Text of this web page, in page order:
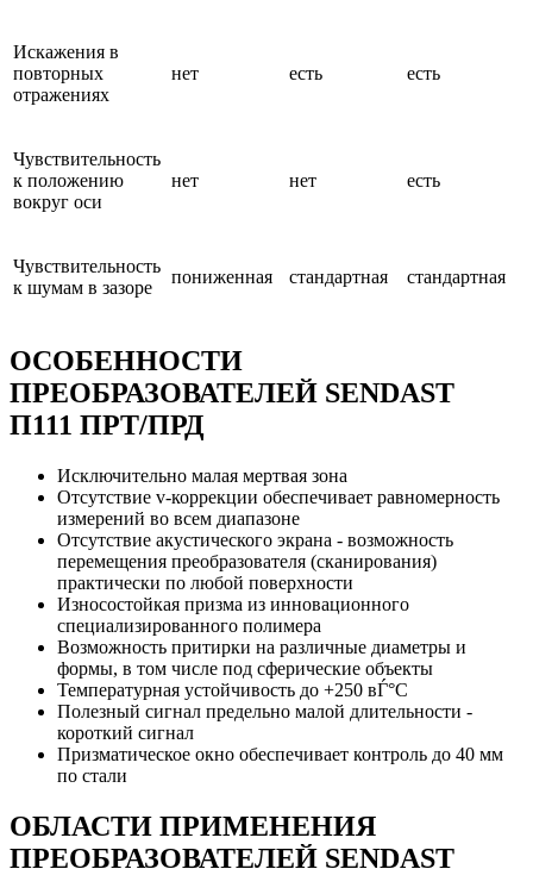
Искажения в
повторных
отражениях
нет есть есть
Чувствительность
к положению
вокруг оси
нет нет есть
Чувствительность
к шумам в зазоре
пониженная стандартная стандартная
ОСОБЕННОСТИ
ПРЕОБРАЗОВАТЕЛЕЙ SENDAST
П111 ПРТ/ПРД
Исключительно малая мертвая зона
Отсутствие v-коррекции обеспечивает равномерность
измерений во всем диапазоне
Отсутствие акустического экрана - возможность
перемещения преобразователя (сканирования)
практически по любой поверхности
Износостойкая призма из инновационного
специализированного полимера
Возможность притирки на различные диаметры и
формы, в том числе под сферические объекты
Температурная устойчивость до +250 вЃ°С
Полезный сигнал предельно малой длительности -
короткий сигнал
Призматическое окно обеспечивает контроль до 40 мм
по стали
ОБЛАСТИ ПРИМЕНЕНИЯ
ПРЕОБРАЗОВАТЕЛЕЙ SENDAST